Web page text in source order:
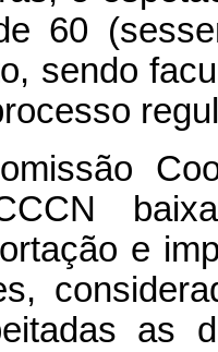
60
sendo
e
as